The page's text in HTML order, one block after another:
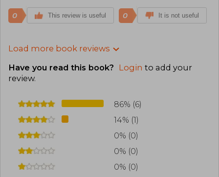
0 This review is useful 0 It is not useful
Load more book reviews
Have you read this book? Login to add your
review.
86% (6)
14% (1)
0% (0)
0% (0)
0% (0)